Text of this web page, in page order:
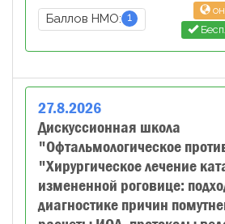
Баллов НМО: 1
27.8.2026
Дискуссионная школа
"Офтальмологическое
"Хирургическое лечение
измененной роговице:
диагностике причин